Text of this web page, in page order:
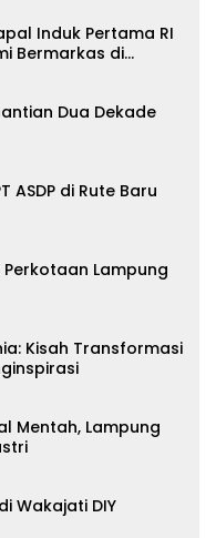
Induk Pertama RI
Bermarkas di
Dua Dekade
ASDP di Rute Baru
Lampung
Kisah Transformasi
Mentah, Lampung
Wakajati DIY